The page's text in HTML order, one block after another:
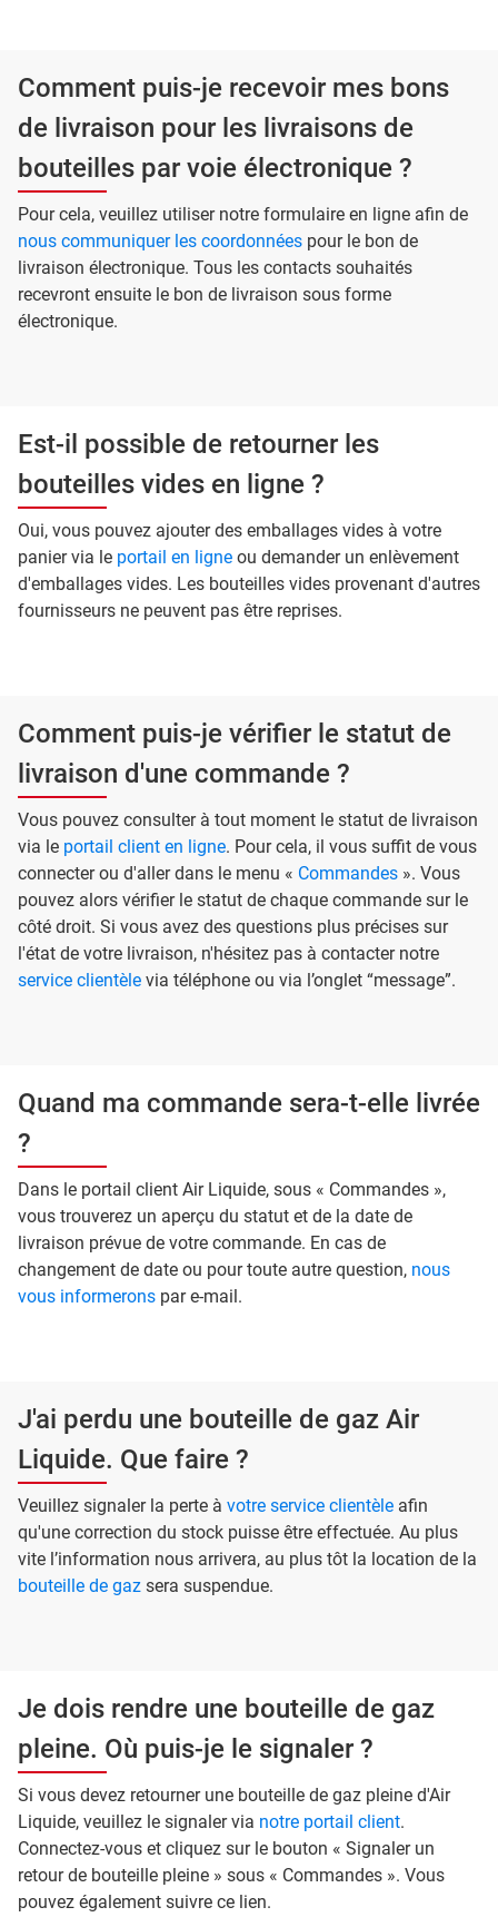
Comment puis-je recevoir mes bons
de livraison pour les livraisons de
bouteilles par voie électronique ?
Pour cela, veuillez utiliser notre formulaire en ligne afin de
nous communiquer les coordonnées pour le bon de
livraison électronique. Tous les contacts souhaités
recevront ensuite le bon de livraison sous forme
électronique.
Est-il possible de retourner les
bouteilles vides en ligne ?
Oui, vous pouvez ajouter des emballages vides à votre
panier via le portail en ligne ou demander un enlèvement
d'emballages vides. Les bouteilles vides provenant d'autres
fournisseurs ne peuvent pas être reprises.
Comment puis-je vérifier le statut de
livraison d'une commande ?
Vous pouvez consulter à tout moment le statut de livraison
via le portail client en ligne. Pour cela, il vous suffit de vous
connecter ou d'aller dans le menu « Commandes ». Vous
pouvez alors vérifier le statut de chaque commande sur le
côté droit. Si vous avez des questions plus précises sur
l'état de votre livraison, n'hésitez pas à contacter notre
service clientèle via téléphone ou via l’onglet “message”.
Quand ma commande sera-t-elle livrée
?
Dans le portail client Air Liquide, sous « Commandes »,
vous trouverez un aperçu du statut et de la date de
livraison prévue de votre commande. En cas de
changement de date ou pour toute autre question, nous
vous informerons par e-mail.
J'ai perdu une bouteille de gaz Air
Liquide. Que faire ?
Veuillez signaler la perte à votre service clientèle afin
qu'une correction du stock puisse être effectuée. Au plus
vite l’information nous arrivera, au plus tôt la location de la
bouteille de gaz sera suspendue.
Je dois rendre une bouteille de gaz
pleine. Où puis-je le signaler ?
Si vous devez retourner une bouteille de gaz pleine d'Air
Liquide, veuillez le signaler via notre portail client.
Connectez-vous et cliquez sur le bouton « Signaler un
retour de bouteille pleine » sous « Commandes ». Vous
pouvez également suivre ce lien.